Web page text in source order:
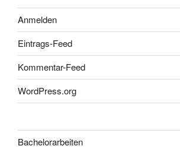
Anmelden
Eintrags-Feed
Kommentar-Feed
WordPress.org
Bachelorarbeiten